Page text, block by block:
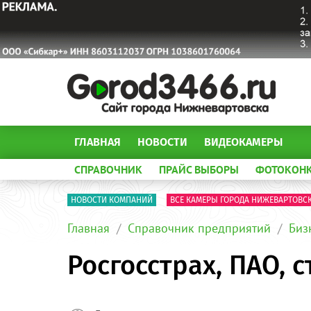
ГЛАВНАЯ НОВОСТИ ВИДЕОКАМЕРЫ
СПРАВОЧНИК ПРАЙС ВЫБОРЫ
НОВОСТИ КОМПАНИЙ ВСЕ КАМЕРЫ ГОРОДА
Главная Справочник предприятий
Росгосстрах, ПАО,